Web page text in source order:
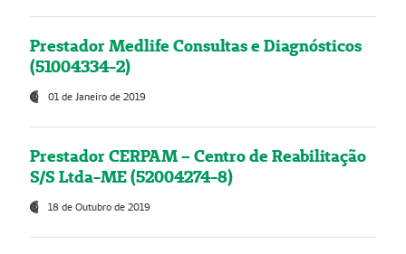
Prestador Medlife Consultas e Diagnósticos
(51004334-2)
01 de Janeiro de 2019
Prestador CERPAM – Centro de Reabilitação
S/S Ltda-ME (52004274-8)
18 de Outubro de 2019